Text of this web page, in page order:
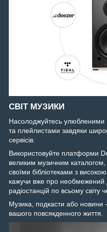
СВІТ МУЗИКИ
Насолоджуйтесь улюбленими
та плейлистами завдяки
сервісів.
Використовуйте платформи
великим музичним
своїми бібліотеками з
кажучи вже про необмежений
радіостанцій по всьому світу
Музика, подкасти або новини
вашого повсякденного життя.